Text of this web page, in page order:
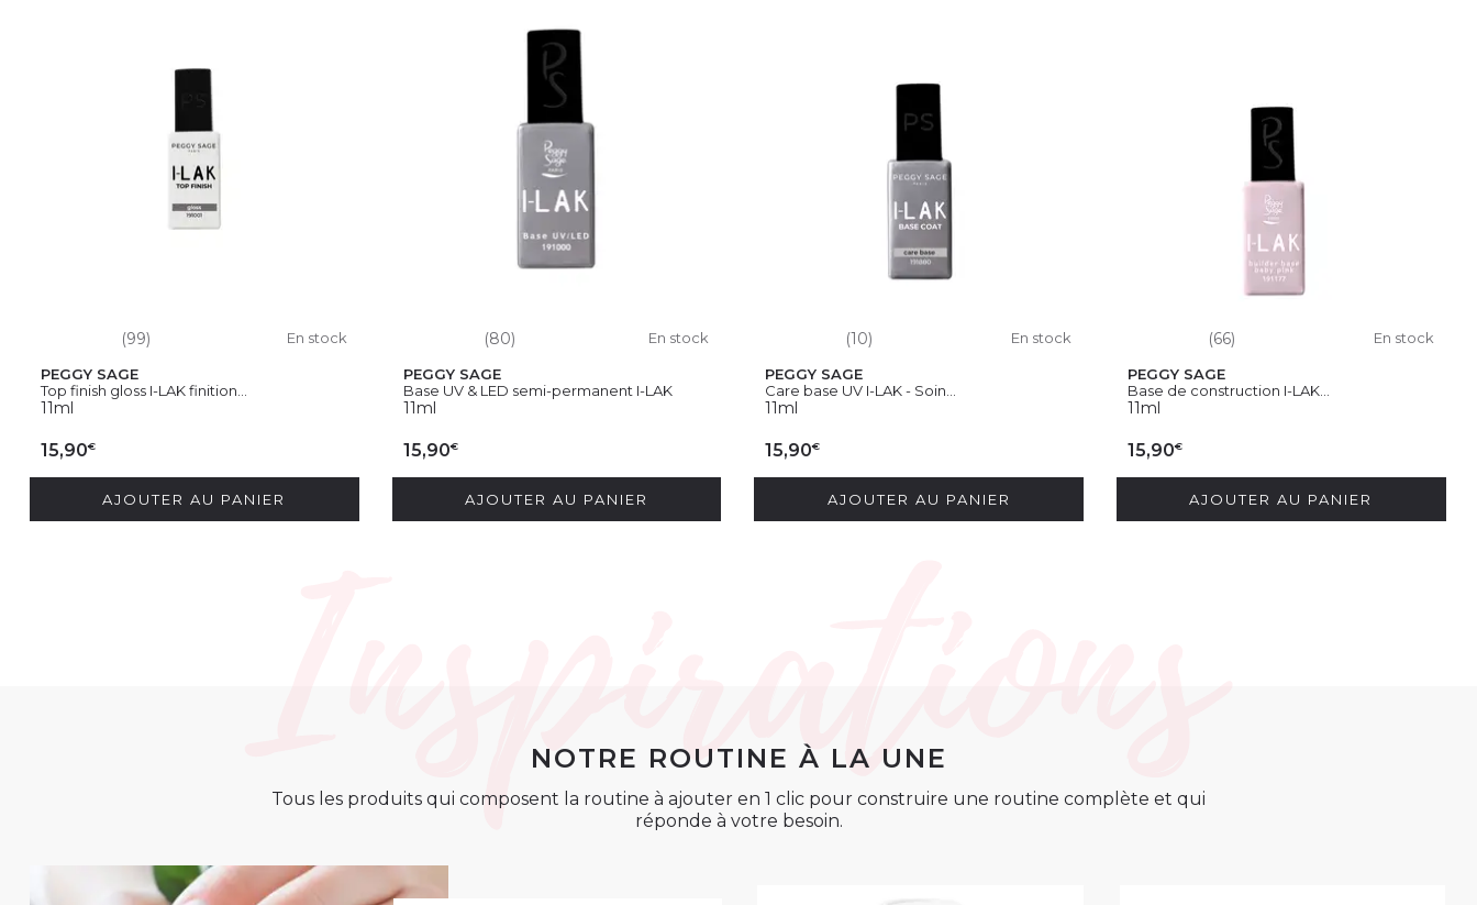
(99) En stock
PEGGY SAGE
Top finish gloss I-LAK finition...
11ml
15,90€
AJOUTER AU PANIER
(80) En stock
PEGGY SAGE
Base UV & LED semi-permanent I-LAK
11ml
15,90€
AJOUTER AU PANIER
(10) En stock
PEGGY SAGE
Care base UV I-LAK - Soin...
11ml
15,90€
AJOUTER AU PANIER
(66) En stock
PEGGY SAGE
Base de construction I-LAK...
11ml
15,90€
AJOUTER AU PANIER
NOTRE ROUTINE À LA UNE
Tous les produits qui composent la routine à ajouter en 1 clic pour construire une routine complète et qui
réponde à votre besoin.